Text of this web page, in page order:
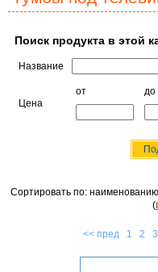
Поиск продукта в этой
Название
Цена
от до
Сортировать по:
(
<< пред 1 2 3